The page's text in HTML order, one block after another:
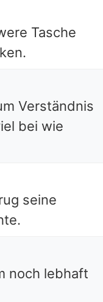
Tasche
Verständnis
bei wie
seine
noch lebhaft